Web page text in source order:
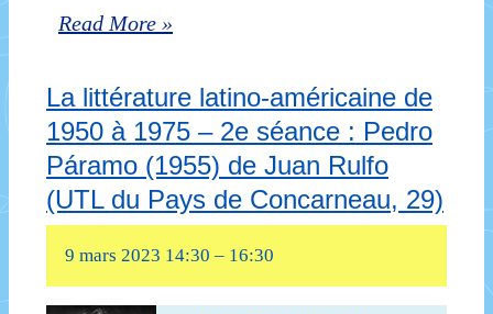
La
latino-
américaine
de
1950
à
Read More »
La littérature latino-américaine de
1950 à 1975 – 2e séance : Pedro
Páramo (1955) de Juan Rulfo
(UTL du Pays de Concarneau, 29)
9 mars 2023 14:30 – 16:30